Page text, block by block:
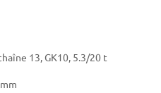
13, GK10, 5.3/20 t